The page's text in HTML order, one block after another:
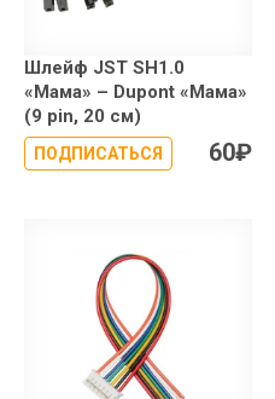
Шлейф JST SH1.0
«Мама» – Dupont «Мама»
(9 pin, 20 см)
ПОДПИСАТЬСЯ 60₽